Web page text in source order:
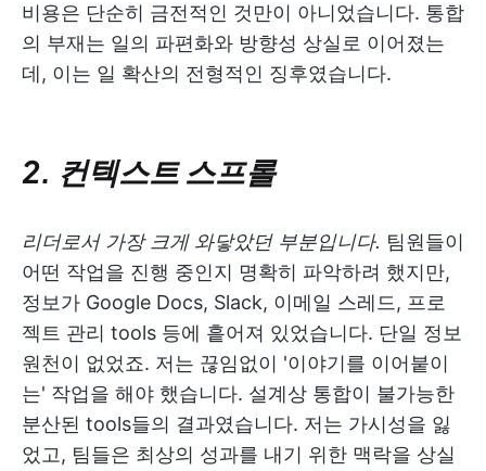
비용은 단순히 금전적인 것만이 아니었습니다. 통합
의 부재는 일의 파편화와 방향성 상실로 이어졌는
데, 이는 일 확산의 전형적인 징후였습니다.
2. 컨텍스트 스프롤
리더로서 가장 크게 와닿았던 부분입니다. 팀원들이
어떤 작업을 진행 중인지 명확히 파악하려 했지만,
정보가 Google Docs, Slack, 이메일 스레드, 프로
젝트 관리 tools 등에 흩어져 있었습니다. 단일 정보
원천이 없었죠. 저는 끊임없이 '이야기를 이어붙이
는' 작업을 해야 했습니다. 설계상 통합이 불가능한
분산된 tools들의 결과였습니다. 저는 가시성을 잃
었고, 팀들은 최상의 성과를 내기 위한 맥락을 상실